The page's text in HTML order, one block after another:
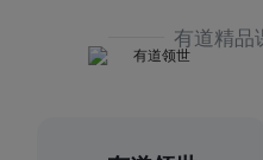
有道精品